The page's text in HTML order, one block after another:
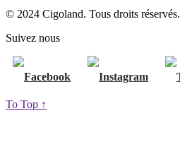
© 2024 Cigoland. Tous droits réservés.
Suivez nous
To Top ↑